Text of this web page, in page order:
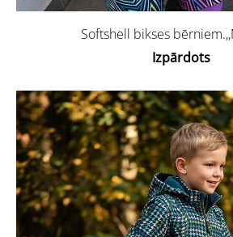
Softshell bikses
Izpārdots